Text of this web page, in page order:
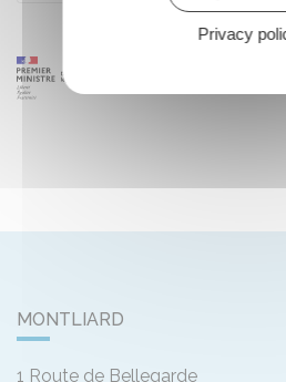
MONTLIARD
1 Route de Bellegarde
Privacy